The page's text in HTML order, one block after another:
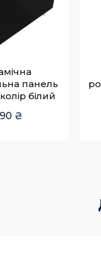
панель
білий
₴